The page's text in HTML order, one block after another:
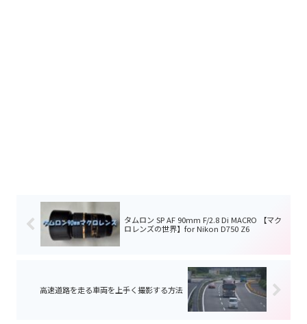
タムロン SP AF 90mm F/2.8 Di MACRO 【マク
ロレンズの世界】for Nikon D750 Z6
高速道路を走る車両を上手く撮影する方法